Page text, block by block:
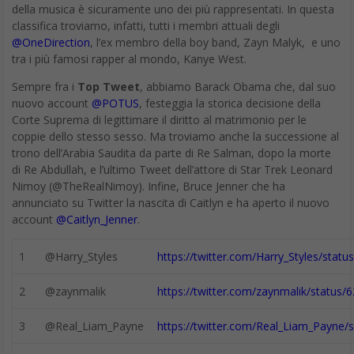
“La tecnologia che, legata alla finanza, pretende di
essere l’unica soluzione dei problemi, di fatto non è in
grado di vedere il mistero delle molteplici relazioni che
esistono tra le cose”. Non si può negare la forza del richiamo.
ricerca delle relazioni tra le cose, ma la dimensione del mistero
rimane una faccenda di uomini ed eventualmente di Dio.
La soluzione è “un’ecologia integrale che comprenda
chiaramente le dimensioni umane e sociali . Non ci sarà
una nuova relazione con la natura senza un essere umano
nuovo. Non c’è ecologia senza un’adeguata antropologia. Se la
crisi ecologica è un emergere o una manifestazione esterna
della crisi etica, culturale e spirituale della modernità, non
l’ambiente senza risanare tutte le relazioni umane
fondamentali. Non basta conciliare, in una via di mezzo, la cura
per la natura con la rendita finanziaria o la conservazione
dell’ambiente con il progresso. Su questo tema le vie di mezzo
sono solo un piccolo ritardo nel disastro. Semplicemente si
tratta di ridefinire il progresso”.